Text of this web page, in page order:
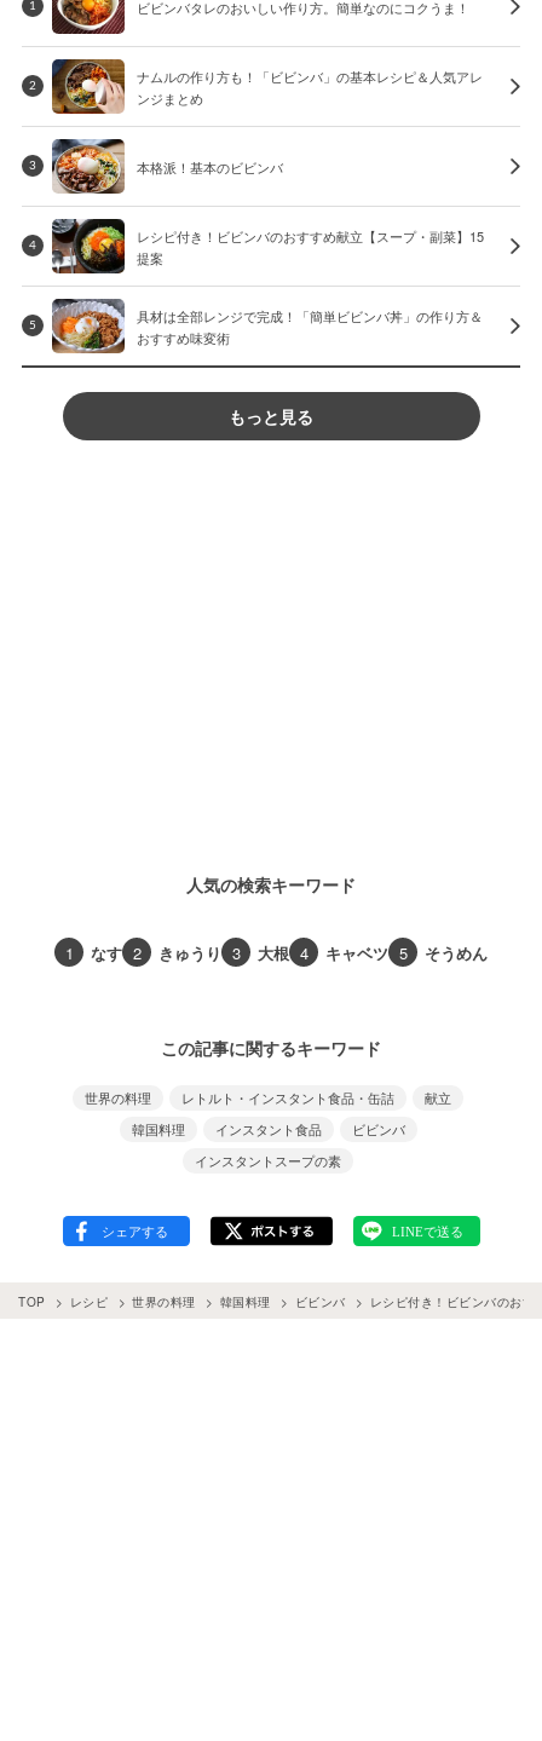
1 ビビンバタレのおいしい作り方。簡単なのにコクうま！
2
ナムルの作り方も！「ビビンバ」の基本レシピ＆人気アレ
ンジまとめ
3 本格派！基本のビビンバ
4
レシピ付き！ビビンバのおすすめ献立【スープ・副菜】15
提案
5
具材は全部レンジで完成！「簡単ビビンバ丼」の作り方＆
おすすめ味変術
もっと見る
人気の検索キーワード
1 なす 2 きゅうり 3 大根 4 キャベツ 5 そうめん
この記事に関するキーワード
世界の料理 レトルト・インスタント食品・缶詰
献立
韓国料理
インスタント食品
ビビンバ
インスタントスープの素
TOP レシピ 世界の料理 韓国料理 ビビンバ レシピ付き！ビビンバのお